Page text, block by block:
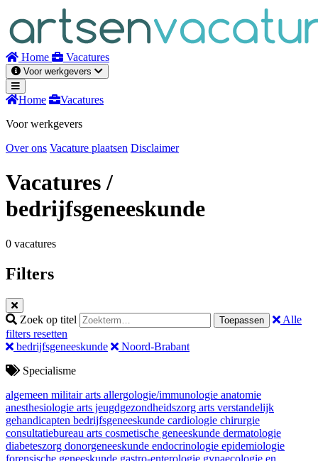
inhoud
Home Vacatures
Voor werkgevers
Home
Vacatures
Voor werkgevers
Over ons Vacature plaatsen Disclaimer
Vacatures/
bedrijfsgeneeskunde
0 vacatures
Filters
Zoek op titel Toepassen
Alle
filters resetten
bedrijfsgeneeskunde
Noord-Brabant
Specialisme
algemeen militair arts allergologie/immunologie anatomie
anesthesiologie arts jeugdgezondheidszorg arts verstandelijk
gehandicapten bedrijfsgeneeskunde cardiologie chirurgie
consultatiebureau arts cosmetische geneeskunde dermatologie
diabeteszorg donorgeneeskunde endocrinologie epidemiologie
forensische geneeskunde gastro-enterologie gynaecologie en